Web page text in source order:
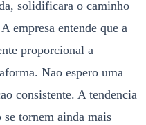
solidificara o caminho
empresa entende que a
proporcional a
Nao espero uma
consistente. A tendencia
se tornem ainda mais